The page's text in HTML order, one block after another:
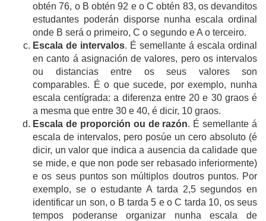
obtén 76, o B obtén 92 e o C obtén 83, os devanditos
estudantes poderán disporse nunha escala ordinal
onde B será o primeiro, C o segundo e A o terceiro.
Escala de intervalos. É semellante á escala ordinal
en canto á asignación de valores, pero os intervalos
ou distancias entre os seus valores son
comparables. É o que sucede, por exemplo, nunha
escala centígrada: a diferenza entre 20 e 30 graos é
a mesma que entre 30 e 40, é dicir, 10 graos.
Escala de proporción ou de razón. É semellante á
escala de intervalos, pero posúe un cero absoluto (é
dicir, un valor que indica a ausencia da calidade que
se mide, e que non pode ser rebasado inferiormente)
e os seus puntos son múltiplos doutros puntos. Por
exemplo, se o estudante A tarda 2,5 segundos en
identificar un son, o B tarda 5 e o C tarda 10, os seus
tempos poderanse organizar nunha escala de